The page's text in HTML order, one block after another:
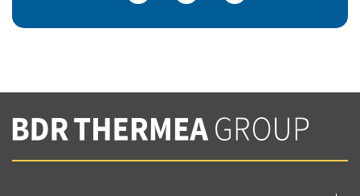
Подтвердить e-mail
Вы соглашаетесь с нашей политикой
конфеденциальности